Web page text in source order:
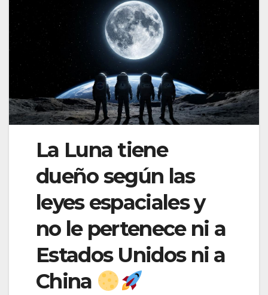
La Luna tiene
dueño según las
leyes espaciales y
no le pertenece ni a
Estados Unidos ni a
China